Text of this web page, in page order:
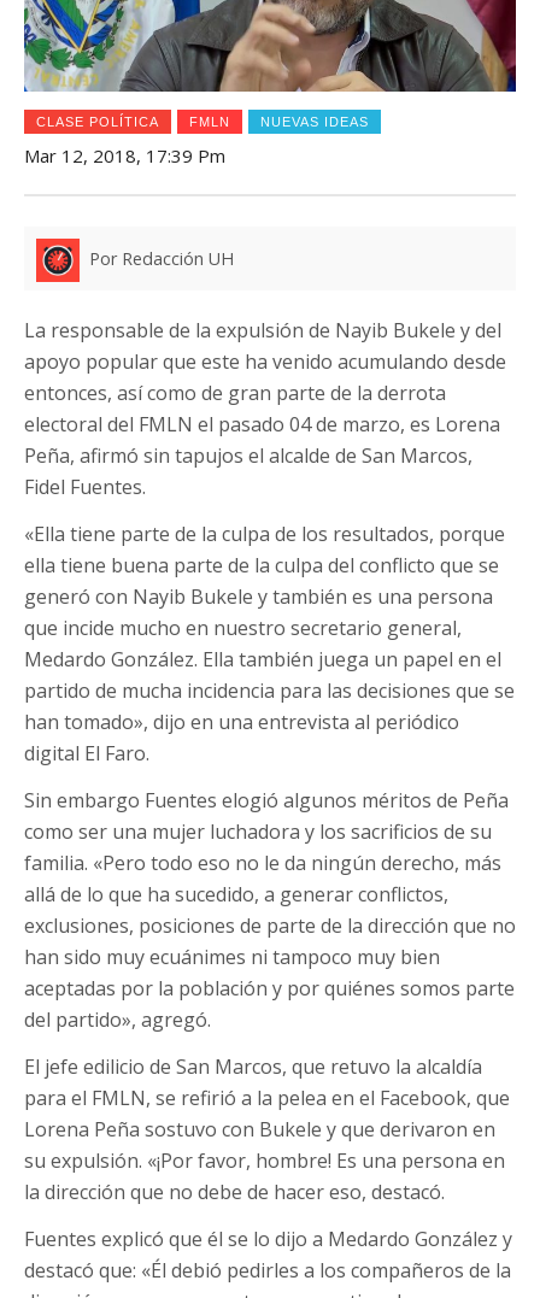
CLASE POLÍTICA FMLN NUEVAS IDEAS
Mar 12, 2018, 17:39 Pm
Por Redacción UH
La responsable de la expulsión de Nayib Bukele y del
apoyo popular que este ha venido acumulando desde
entonces, así como de gran parte de la derrota
electoral del FMLN el pasado 04 de marzo, es Lorena
Peña, afirmó sin tapujos el alcalde de San Marcos,
Fidel Fuentes.
«Ella tiene parte de la culpa de los resultados, porque
ella tiene buena parte de la culpa del conflicto que se
generó con Nayib Bukele y también es una persona
que incide mucho en nuestro secretario general,
Medardo González. Ella también juega un papel en el
partido de mucha incidencia para las decisiones que se
han tomado», dijo en una entrevista al periódico
digital El Faro.
Sin embargo Fuentes elogió algunos méritos de Peña
como ser una mujer luchadora y los sacrificios de su
familia. «Pero todo eso no le da ningún derecho, más
allá de lo que ha sucedido, a generar conflictos,
exclusiones, posiciones de parte de la dirección que no
han sido muy ecuánimes ni tampoco muy bien
aceptadas por la población y por quiénes somos parte
del partido», agregó.
El jefe edilicio de San Marcos, que retuvo la alcaldía
para el FMLN, se refirió a la pelea en el Facebook, que
Lorena Peña sostuvo con Bukele y que derivaron en
su expulsión. «¡Por favor, hombre! Es una persona en
la dirección que no debe de hacer eso, destacó.
Fuentes explicó que él se lo dijo a Medardo González y
destacó que: «Él debió pedirles a los compañeros de la